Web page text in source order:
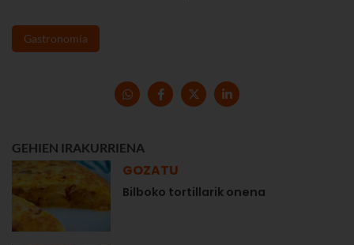
Gastronomía
GEHIEN IRAKURRIENA
GOZATU
Bilboko tortillarik onena